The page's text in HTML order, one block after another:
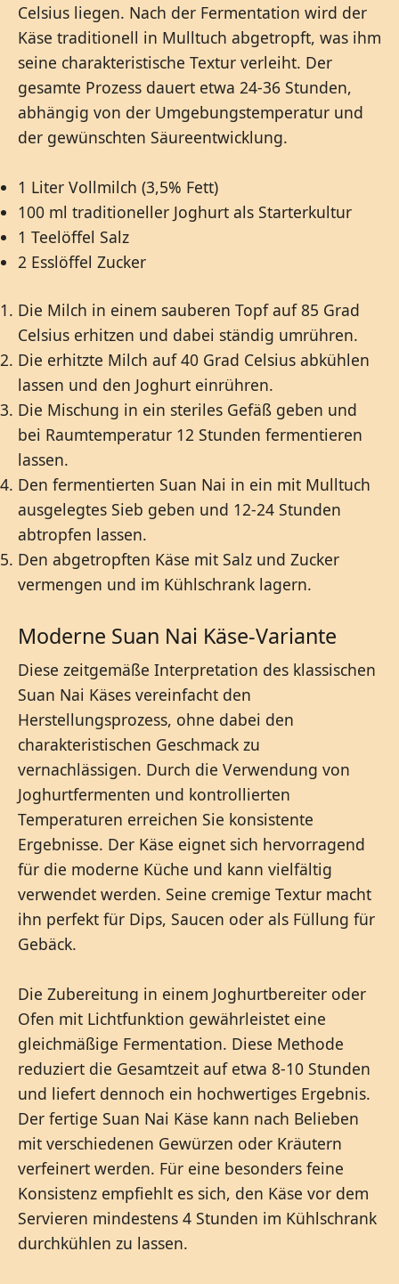
Celsius liegen. Nach der Fermentation wird der
Käse traditionell in Mulltuch abgetropft, was ihm
seine charakteristische Textur verleiht. Der
gesamte Prozess dauert etwa 24-36 Stunden,
abhängig von der Umgebungstemperatur und
der gewünschten Säureentwicklung.
1 Liter Vollmilch (3,5% Fett)
100 ml traditioneller Joghurt als Starterkultur
1 Teelöffel Salz
2 Esslöffel Zucker
Die Milch in einem sauberen Topf auf 85 Grad
Celsius erhitzen und dabei ständig umrühren.
Die erhitzte Milch auf 40 Grad Celsius abkühlen
lassen und den Joghurt einrühren.
Die Mischung in ein steriles Gefäß geben und
bei Raumtemperatur 12 Stunden fermentieren
lassen.
Den fermentierten Suan Nai in ein mit Mulltuch
ausgelegtes Sieb geben und 12-24 Stunden
abtropfen lassen.
Den abgetropften Käse mit Salz und Zucker
vermengen und im Kühlschrank lagern.
Moderne Suan Nai Käse-Variante
Diese zeitgemäße Interpretation des klassischen
Suan Nai Käses vereinfacht den
Herstellungsprozess, ohne dabei den
charakteristischen Geschmack zu
vernachlässigen. Durch die Verwendung von
Joghurtfermenten und kontrollierten
Temperaturen erreichen Sie konsistente
Ergebnisse. Der Käse eignet sich hervorragend
für die moderne Küche und kann vielfältig
verwendet werden. Seine cremige Textur macht
ihn perfekt für Dips, Saucen oder als Füllung für
Gebäck.
Die Zubereitung in einem Joghurtbereiter oder
Ofen mit Lichtfunktion gewährleistet eine
gleichmäßige Fermentation. Diese Methode
reduziert die Gesamtzeit auf etwa 8-10 Stunden
und liefert dennoch ein hochwertiges Ergebnis.
Der fertige Suan Nai Käse kann nach Belieben
mit verschiedenen Gewürzen oder Kräutern
verfeinert werden. Für eine besonders feine
Konsistenz empfiehlt es sich, den Käse vor dem
Servieren mindestens 4 Stunden im Kühlschrank
durchkühlen zu lassen.